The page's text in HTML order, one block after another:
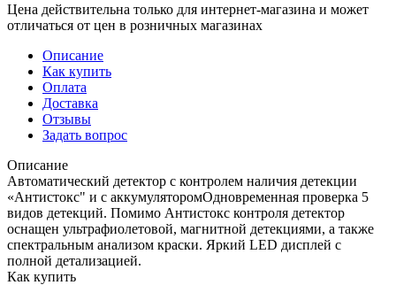
Цена действительна только для интернет-магазина и может
отличаться от цен в розничных магазинах
Описание
Как купить
Оплата
Доставка
Отзывы
Задать вопрос
Описание
Автоматический детектор с контролем наличия детекции
«Антистокс" и с аккумуляторомОдновременная проверка 5
видов детекций. Помимо Антистокс контроля детектор
оснащен ультрафиолетовой, магнитной детекциями, а также
спектральным анализом краски. Яркий LED дисплей с
полной детализацией.
Как купить